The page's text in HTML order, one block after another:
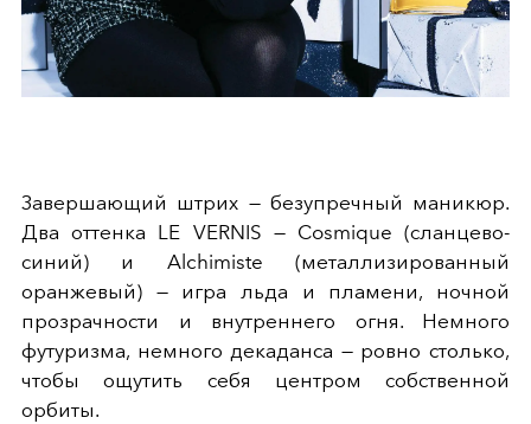
Завершающий штрих — безупречный маникюр.
Два оттенка LE VERNIS — Cosmique (сланцево-
синий) и Alchimiste (металлизированный
оранжевый) — игра льда и пламени, ночной
прозрачности и внутреннего огня. Немного
футуризма, немного декаданса — ровно столько,
чтобы ощутить себя центром собственной
орбиты.